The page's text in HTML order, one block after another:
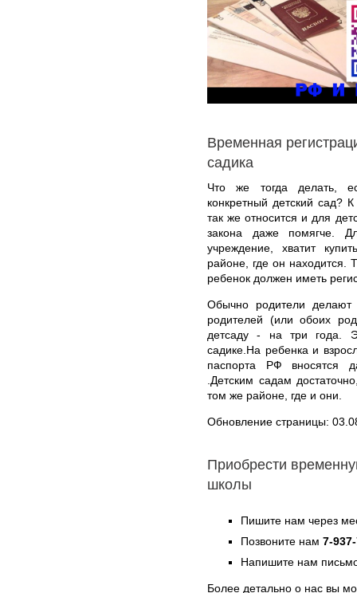
Временная
садика
Что же тогда делать,
конкретный детский сад?
так же относится и для
закона даже помягче.
учреждение, хватит
районе, где он находится.
ребенок должен иметь
Обычно родители
родителей (или обоих
детсаду - на три года.
садике.На ребенка и
паспорта РФ вносятся
.Детским садам
том же районе, где и они.
Обновление страницы:
Приобрести
школы
Пишите нам через
Позвоните нам 7-
Напишите нам
Более детально о нас вы